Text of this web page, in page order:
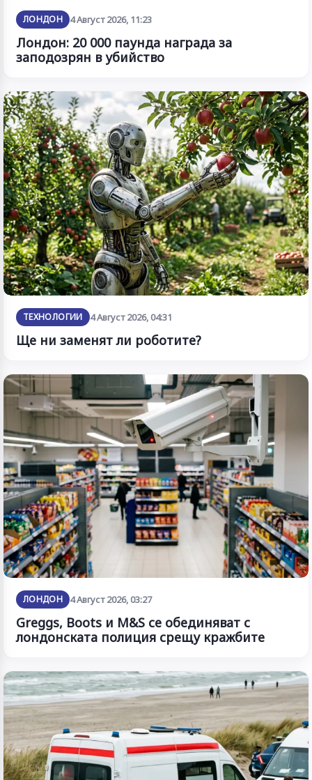
ЛОНДОН 4 Август 2026, 11:23
Лондон: 20 000 паунда награда за
заподозрян в убийство
ТЕХНОЛОГИИ 4 Август 2026, 04:31
Ще ни заменят ли роботите?
ЛОНДОН 4 Август 2026, 03:27
Greggs, Boots и M&S се обединяват с
лондонската полиция срещу кражбите